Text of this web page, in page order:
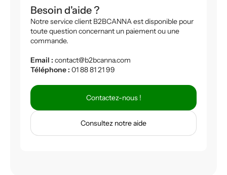
Besoin d'aide ?
Notre service client B2BCANNA est disponible pour
toute question concernant un paiement ou une
commande.
Email : contact@b2bcanna.com
Téléphone : 01 88 81 21 99
Contactez-nous !
Consultez notre aide